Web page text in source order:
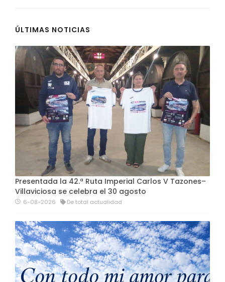
ÚLTIMAS NOTICIAS
Presentada la 42.ª Ruta Imperial Carlos V Tazones–
Villaviciosa se celebra el 30 agosto
6-08-2026 De total actualidad